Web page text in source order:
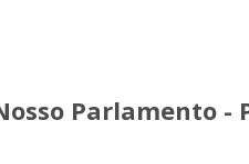
Parlamento -